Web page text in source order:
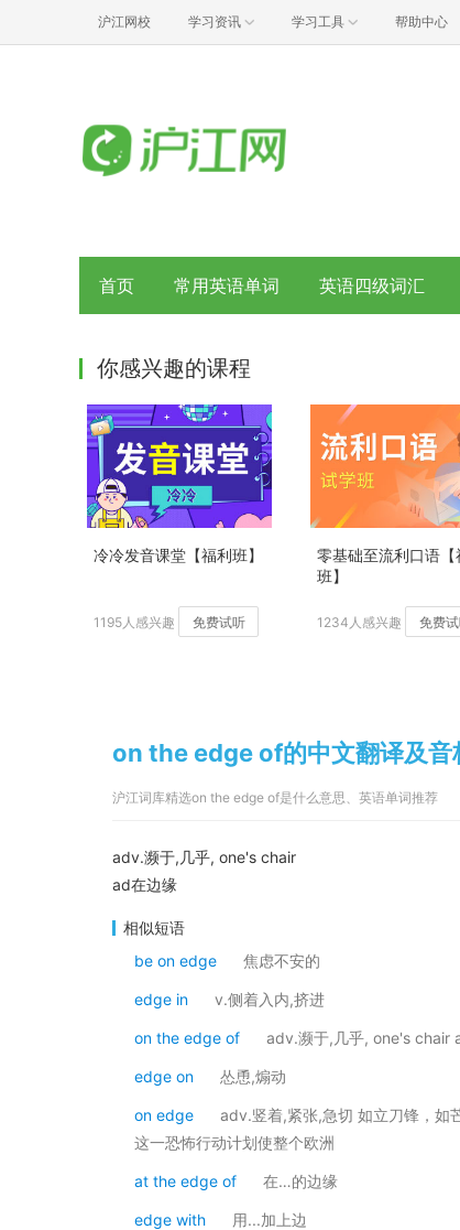
沪江网校 学习资讯 学习工具 帮助中心
首页 常用英语单词 英语四级词汇
你感兴趣的课程
冷冷发音课堂【福利班】
1195人感兴趣 免费试听
零基础至流利口语【
班】
1234人感兴趣 免费
on the edge of的中文翻译及音
沪江词库精选on the edge of是什么意思、英语单词推荐
adv.濒于,几乎, one's chair
ad在边缘
相似短语
be on edge
焦虑不安的
edge in v.侧着入内,挤进
on the edge of adv.濒于,几乎, one's chair
edge on 怂恿,煽动
on edge
adv.竖着,紧张,急切 如立刀锋，
这一恐怖行动计划使整个欧洲
at the edge of 在…的边缘
edge with 用...加上边